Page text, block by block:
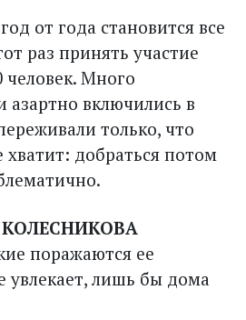
от года становится все
раз принять участие
человек. Много
азартно включились в
только, что
хватит: добраться потом
КОЛЕСНИКОВА
поражаются ее
увлекает, лишь бы дома